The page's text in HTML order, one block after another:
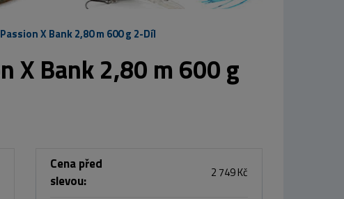
X Bank 2,80 m 600 g 2-Díl
X Bank 2,80 m 600 g
Cena před
slevou:
2 749 Kč